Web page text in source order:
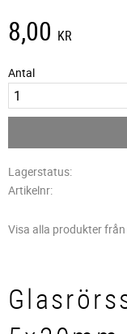
8,00 KR
Antal
Lagerstatus
Artikelnr
Visa alla produkter från